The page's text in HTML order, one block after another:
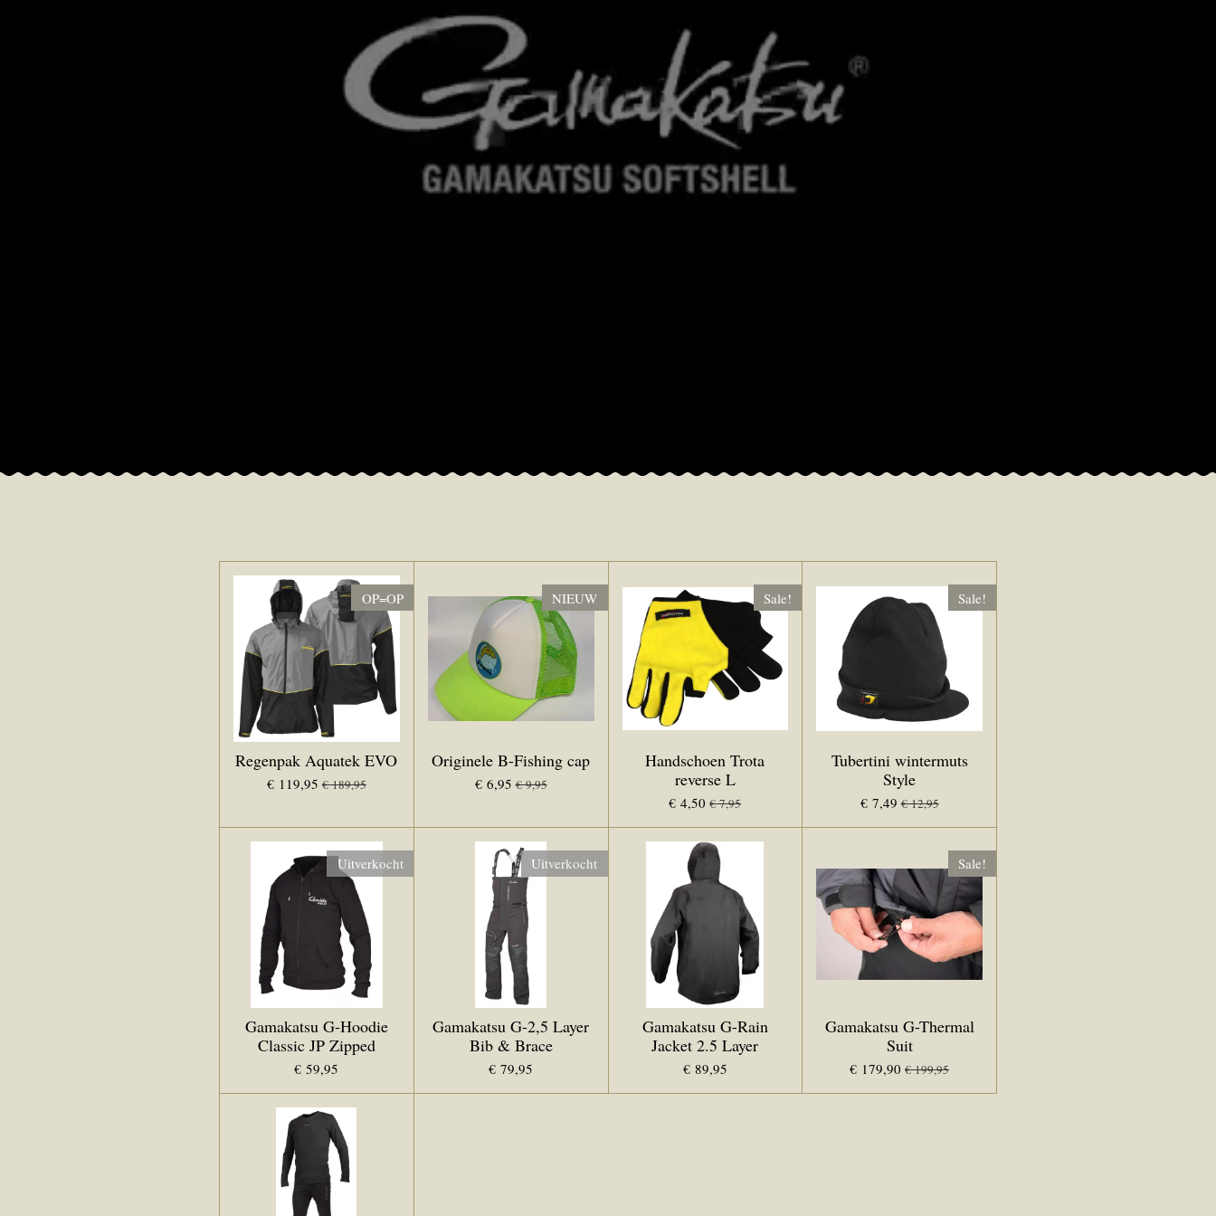
OP=OP
Regenpak Aquatek EVO
€ 119,95 € 189,95
NIEUW
Originele B-Fishing cap
€ 6,95 € 9,95
Sale!
Handschoen Trota
reverse L
€ 4,50 € 7,95
Sale!
Tubertini wintermuts
Style
€ 7,49 € 12,95
Uitverkocht
Gamakatsu G-Hoodie
Classic JP Zipped
€ 59,95
Uitverkocht
Gamakatsu G-2,5 Layer
Bib & Brace
€ 79,95
Gamakatsu G-Rain
Jacket 2.5 Layer
€ 89,95
Sale!
Gamakatsu G-Thermal
Suit
€ 179,90 € 199,95